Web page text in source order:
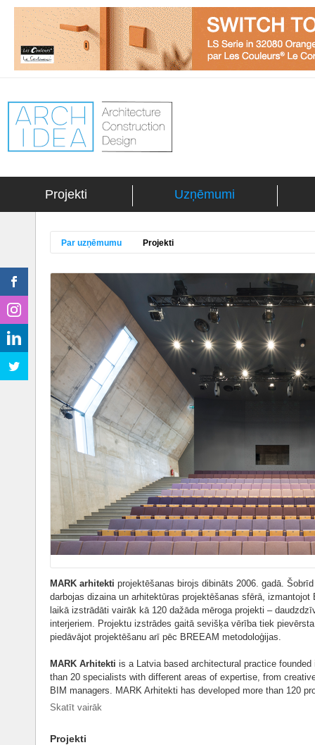
Projekti Uzņēmumi
Par uzņēmumu Projekti
MARK arhitekti projektēšanas birojs dibināts 2006. gadā.
darbojas dizaina un arhitektūras projektēšanas sfērā,
laikā izstrādāti vairāk kā 120 dažāda mēroga projekti –
interjeriem. Projektu izstrādes gaitā sevišķa vērība tiek
piedāvājot projektēšanu arī pēc BREEAM metodoloģijas.
MARK Arhitekti is a Latvia based architectural practice
than 20 specialists with different areas of expertise, from
BIM managers. MARK Arhitekti has developed more than 120
buildings, to private houses and interior projects. MARK
Skatīt vairāk
Projekti